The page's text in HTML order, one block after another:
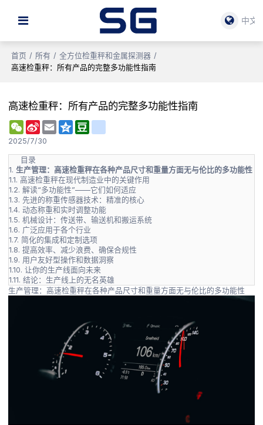
中文
首页 / 所有 / 全方位检重秤和金属探测器 /
高速检重秤：所有产品的完整多功能性指南
高速检重秤：所有产品的完整多功能性指南
WeChat
Sina
Weibo
Email Qzone
2025/7/30
目录
1.生产管理：高速检重秤在各种产品尺寸和重量方面无与伦比的多功能性
1.1.高速检重秤在现代制造业中的关键作用
1.2.解读“多功能性”——它们如何适应
1.3.先进的称重传感器技术：精准的核心
1.4.动态称重和实时调整功能
1.5.机械设计：传送带、输送机和搬运系统
1.6. 广泛应用于各个行业
1.7. 简化的集成和定制选项
1.8.提高效率、减少浪费、确保合规性
1.9. 用户友好型操作和数据洞察
1.10.让你的生产线面向未来
1.11.结论：生产线上的无名英雄
生产管理：高速检重秤在各种产品尺寸和重量方面无与伦比的多功能性